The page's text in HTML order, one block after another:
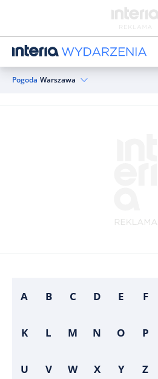
Pogoda Warszawa
A B C D E F
K L M N O P
U V W X Y Z